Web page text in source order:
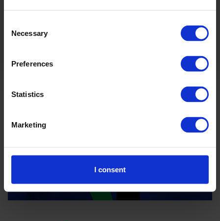
Selection
Necessary
Preferences
Statistics
Marketing
I consent